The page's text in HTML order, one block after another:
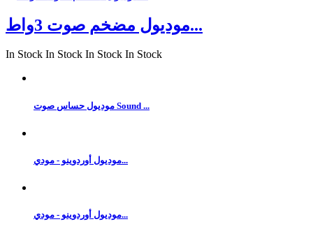
موديول مضخم صوت 3واط...
In Stock In Stock In Stock In Stock
موديول حساس صوت Sound ...
موديول أوردوينو - مودي...
موديول أوردوينو - مودي...